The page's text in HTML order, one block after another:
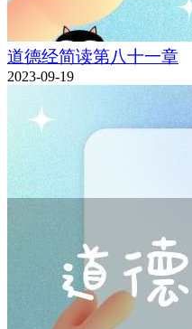
道德经简读第八十一章
2023-09-19